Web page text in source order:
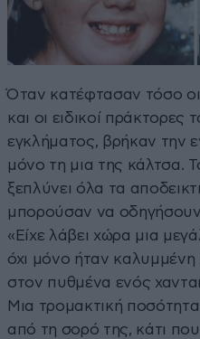
Όταν κατέφτασαν τόσο οι
και οι ειδικοί
εγκλήματος, βρήκαν την
μόνο τη μια της κάλτσα.
ξεπλύνει όλα τα
μπορούσαν να
«Είχε λάβει χώρα μια
όχι μόνο ήταν καλυμμένη
στον πυθμένα ενός
Μια τρομακτική
από τη σορό της, κάτι